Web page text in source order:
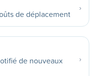
de déplacement
de nouveaux